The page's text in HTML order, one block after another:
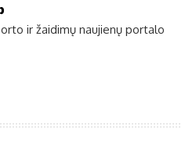
ir žaidimų naujienų portalo